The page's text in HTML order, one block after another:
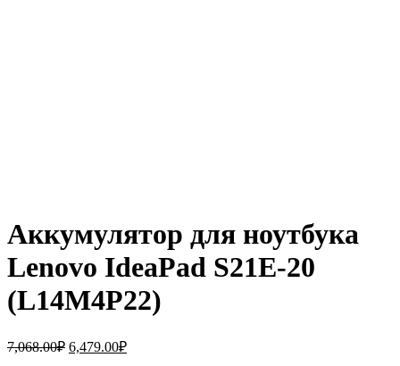
Аккумулятор для ноутбука
Lenovo IdeaPad S21E-20
(L14M4P22)
7,068.00₽ Первоначальная
6,479.00₽Текущая